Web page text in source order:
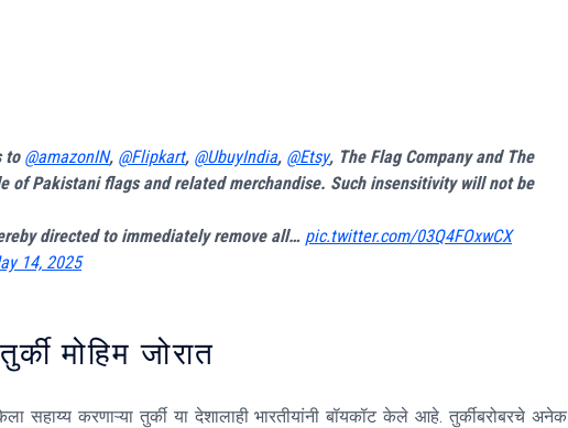
to @amazonIN, @Flipkart, @UbuyIndia, @Etsy, The Flag Company and The
of Pakistani flags and related merchandise. Such insensitivity will not be
directed to immediately remove all… pic.twitter.com/03Q4FOxwCX
14, 2025
मोहिम जोरात
सहाय्य करणाऱ्या तुर्की या देशालाही भारतीयांनी बॉयकॉट केले आहे. तुर्कीबरोबरचे अनेक